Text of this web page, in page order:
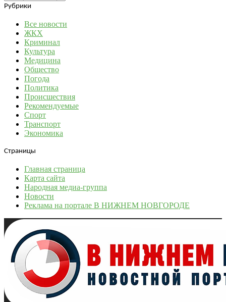
Рубрики
Все новости
ЖКХ
Криминал
Культура
Медицина
Общество
Погода
Политика
Происшествия
Рекомендуемые
Спорт
Транспорт
Экономика
Страницы
Главная страница
Карта сайта
Народная медиа-группа
Новости
Реклама на портале В НИЖНЕМ НОВГОРОДЕ